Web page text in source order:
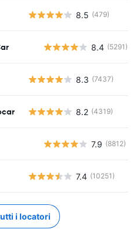
8.5 (479)
8.4 (5291)
8.3 (7437)
8.2 (4319)
7.9 (8812)
7.4 (10251)
i locatori